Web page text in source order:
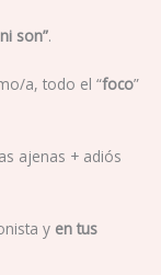
son”.
a, todo el “foco”
ajenas + adiós
y en tus